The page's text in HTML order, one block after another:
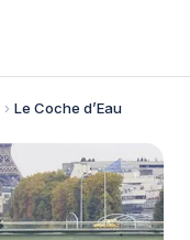
› Le Coche d’Eau